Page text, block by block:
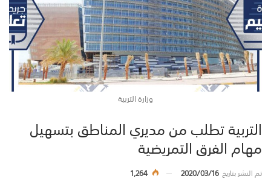
وزارة التربية
التربية تطلب من مديري المناطق بتسهيل
مهام الفرق التمريضية
تم النشر بتاريخ2020/03/16
1,264